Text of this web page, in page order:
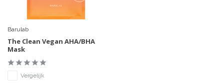
Barulab
The Clean Vegan AHA/BHA
Mask
Vergelijk